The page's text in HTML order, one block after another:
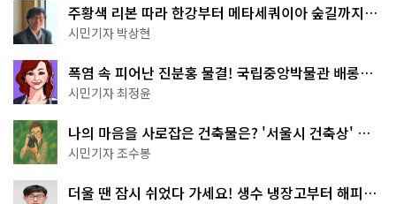
주황색 리본 따라 한강부터 메타세쿼이아 숲길까지…
서울둘레길 15코스
시민기자 박상현
폭염 속 피어난 진분홍 물결! 국립중앙박물관 배롱나
무 명소
시민기자 최정윤
나의 마음을 사로잡은 건축물은? '서울시 건축상' 수
상작 공개!
시민기자 조수봉
더울 땐 잠시 쉬었다 가세요! 생수 냉장고부터 해피소